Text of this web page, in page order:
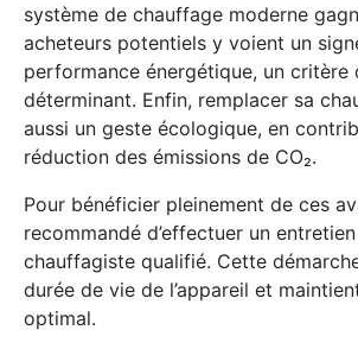
système de chauffage moderne
acheteurs potentiels y voient un
performance énergétique, un critère
déterminant. Enfin, remplacer sa
aussi un geste écologique, en
réduction des émissions de CO₂.
Pour bénéficier pleinement de ces
recommandé d’effectuer un
chauffagiste qualifié. Cette
durée de vie de l’appareil et
optimal.